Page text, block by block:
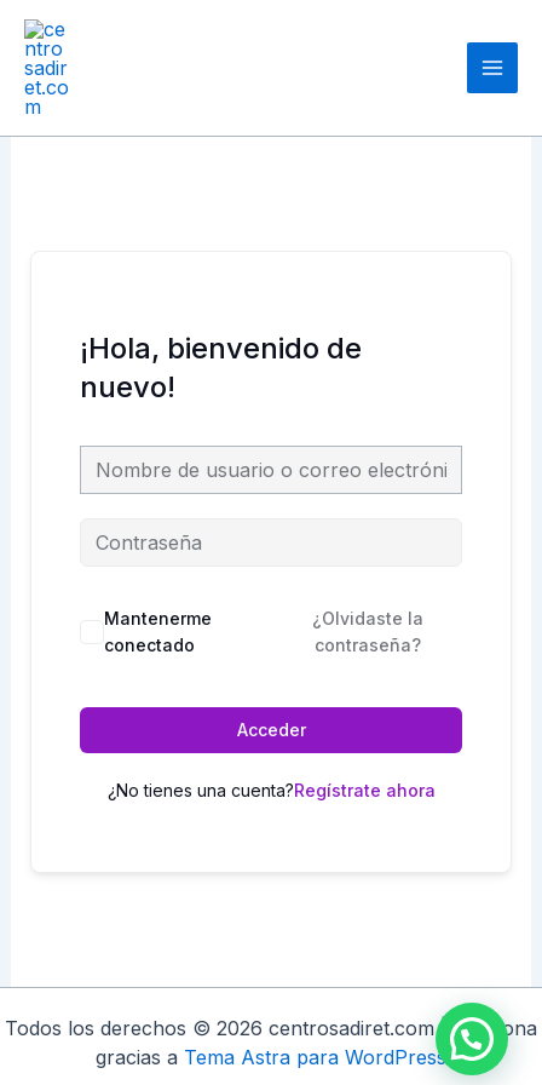
contenido
¡Hola, bienvenido de
nuevo!
Mantenerme
conectado
¿Olvidaste la
contraseña?
Acceder
¿No tienes una cuenta?Regístrate ahora
Todos los derechos © 2026 centrosadiret.com | Funciona
gracias a Tema Astra para WordPress